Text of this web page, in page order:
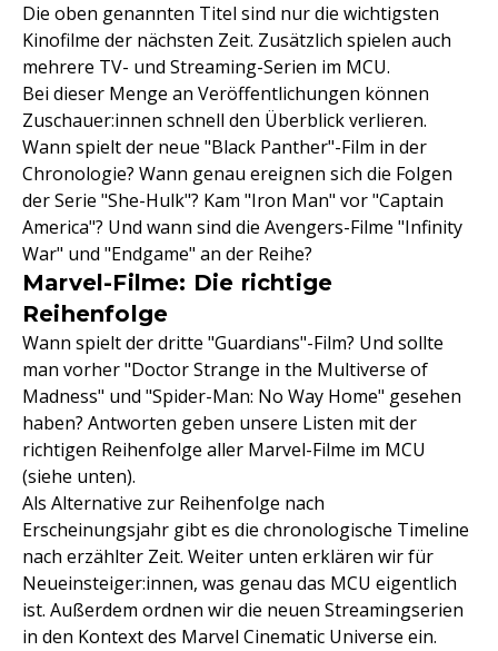
Die oben genannten Titel sind nur die wichtigsten
Kinofilme der nächsten Zeit. Zusätzlich spielen auch
mehrere TV- und Streaming-Serien im MCU.
Bei dieser Menge an Veröffentlichungen können
Zuschauer:innen schnell den Überblick verlieren.
Wann spielt der neue "Black Panther"-Film in der
Chronologie? Wann genau ereignen sich die Folgen
der Serie "She-Hulk"? Kam "Iron Man" vor "Captain
America"? Und wann sind die Avengers-Filme "Infinity
War" und "Endgame" an der Reihe?
Marvel-Filme: Die richtige
Reihenfolge
Wann spielt der dritte "Guardians"-Film? Und sollte
man vorher "Doctor Strange in the Multiverse of
Madness" und "Spider-Man: No Way Home" gesehen
haben? Antworten geben unsere Listen mit der
richtigen Reihenfolge aller Marvel-Filme im MCU
(siehe unten).
Als Alternative zur Reihenfolge nach
Erscheinungsjahr gibt es die chronologische Timeline
nach erzählter Zeit. Weiter unten erklären wir für
Neueinsteiger:innen, was genau das MCU eigentlich
ist. Außerdem ordnen wir die neuen Streamingserien
in den Kontext des Marvel Cinematic Universe ein.